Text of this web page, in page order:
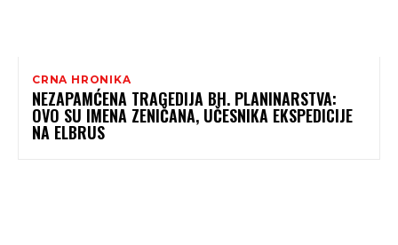
CRNA HRONIKA
NEZAPAMĆENA TRAGEDIJA BH. PLANINARSTVA:
OVO SU IMENA ZENIČANA, UČESNIKA EKSPEDICIJE
NA ELBRUS